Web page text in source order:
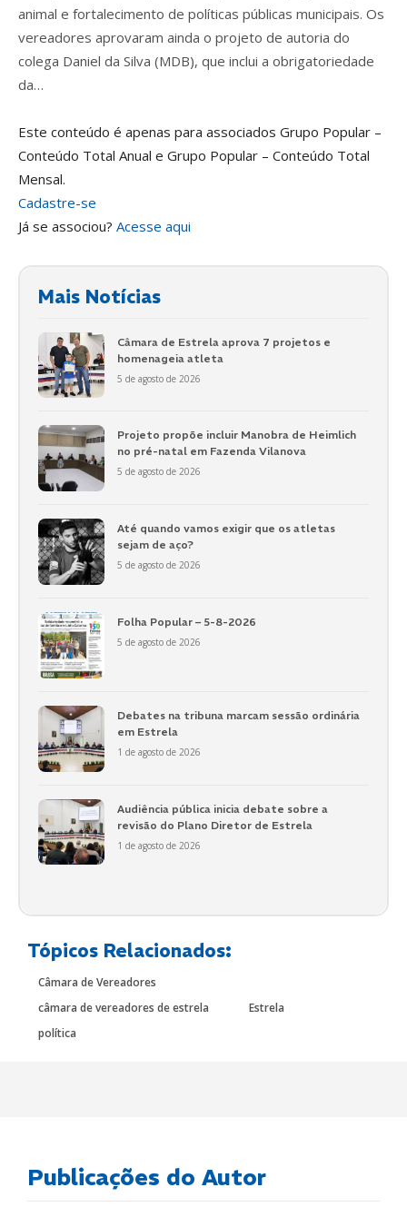
animal e fortalecimento de políticas públicas municipais. Os
vereadores aprovaram ainda o projeto de autoria do
colega Daniel da Silva (MDB), que inclui a obrigatoriedade
da…
Este conteúdo é apenas para associados Grupo Popular –
Conteúdo Total Anual e Grupo Popular – Conteúdo Total
Mensal.
Cadastre-se
Já se associou? Acesse aqui
Mais Notícias
Câmara de Estrela aprova 7 projetos e
homenageia atleta
5 de agosto de 2026
Projeto propõe incluir Manobra de Heimlich
no pré-natal em Fazenda Vilanova
5 de agosto de 2026
Até quando vamos exigir que os atletas
sejam de aço?
5 de agosto de 2026
Folha Popular – 5-8-2026
5 de agosto de 2026
Debates na tribuna marcam sessão ordinária
em Estrela
1 de agosto de 2026
Audiência pública inicia debate sobre a
revisão do Plano Diretor de Estrela
1 de agosto de 2026
Tópicos Relacionados:
Câmara de Vereadores
câmara de vereadores de estrela
Estrela
política
Publicações do Autor